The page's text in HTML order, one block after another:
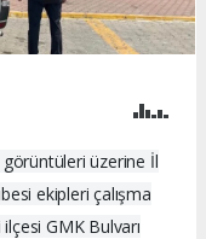
üzerine İl
ekipleri çalışma
GMK Bulvarı